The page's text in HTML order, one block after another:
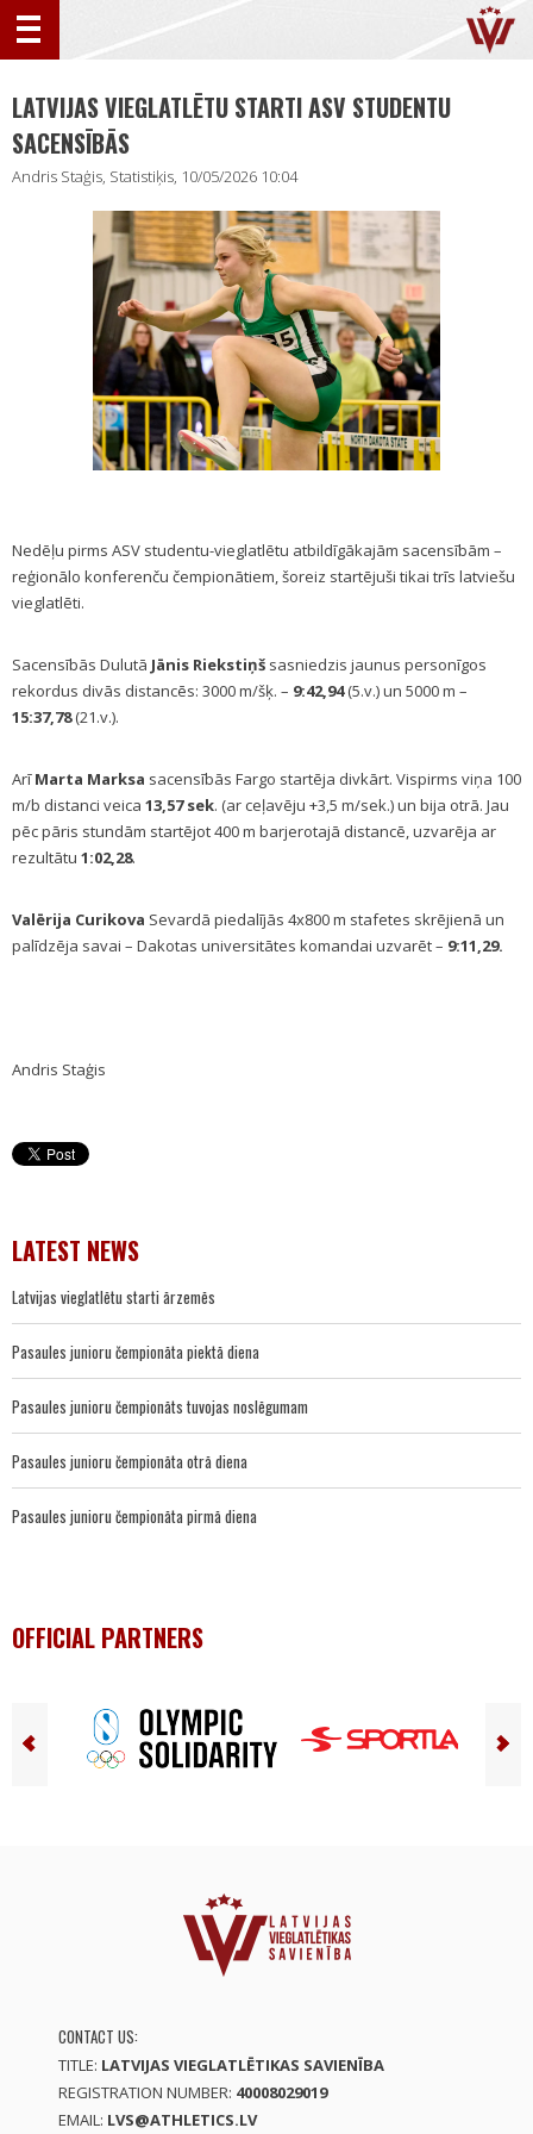
LATVIJAS VIEGLATLĒTU STARTI ASV STUDENTU
SACENSĪBĀS
Andris Staģis, Statistiķis, 10/05/2026 10:04
Nedēļu pirms ASV studentu-vieglatlētu atbildīgākajām sacensībām –
reģionālo konferenču čempionātiem, šoreiz startējuši tikai trīs latviešu
vieglatlēti.
Sacensībās Dulutā Jānis Riekstiņš sasniedzis jaunus personīgos
rekordus divās distancēs: 3000 m/šķ. – 9:42,94(5.v.) un 5000 m –
15:37,78(21.v.).
ArīMarta Marksa sacensībās Fargo startēja divkārt. Vispirms viņa 100
m/b distanci veica 13,57 sek. (ar ceļavēju +3,5 m/sek.) un bija otrā. Jau
pēc pāris stundām startējot 400 m barjerotajā distancē, uzvarēja ar
rezultātu 1:02,28.
Valērija Curikova Sevardā piedalījās 4x800 m stafetes skrējienā un
palīdzēja savai – Dakotas universitātes komandai uzvarēt – 9:11,29.
Andris Staģis
LATEST NEWS
Latvijas vieglatlētu starti ārzemēs
Pasaules junioru čempionāta piektā diena
Pasaules junioru čempionāts tuvojas noslēgumam
Pasaules junioru čempionāta otrā diena
Pasaules junioru čempionāta pirmā diena
OFFICIAL PARTNERS
CONTACT US:
TITLE: LATVIJAS VIEGLATLĒTIKAS SAVIENĪBA
REGISTRATION NUMBER: 40008029019
EMAIL: LVS@ATHLETICS.LV